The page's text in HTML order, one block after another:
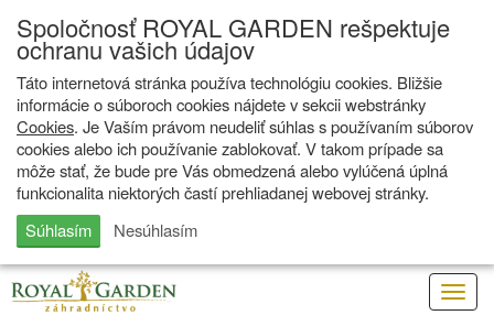
Spoločnosť ROYAL GARDEN rešpektuje
ochranu vašich údajov
Táto internetová stránka používa technológiu cookies. Bližšie
informácie o súboroch cookies nájdete v sekcii webstránky
Cookies. Je Vaším právom neudeliť súhlas s používaním súborov
cookies alebo ich používanie zablokovať. V takom prípade sa
môže stať, že bude pre Vás obmedzená alebo vylúčená úplná
funkcionalita niektorých častí prehliadanej webovej stránky.
Súhlasím
Nesúhlasím